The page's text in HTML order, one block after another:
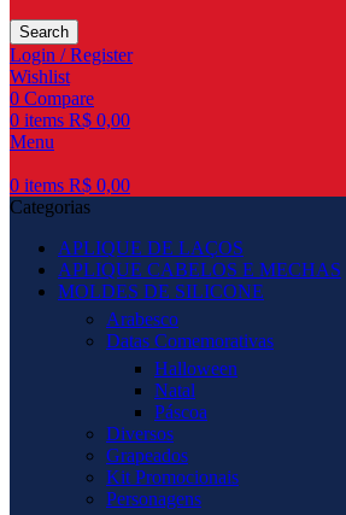
Search
Login / Register
Wishlist
0 Compare
0 items R$ 0,00
Menu
0 items R$ 0,00
Categorias
APLIQUE DE LAÇOS
APLIQUE CABELOS E MECHAS
MOLDES DE SILICONE
Arabesco
Datas Comemorativas
Halloween
Natal
Páscoa
Diversos
Grapeados
Kit Promocionais
Personagens